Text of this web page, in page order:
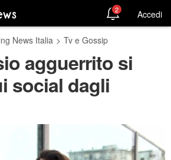
2 Accedi
News Italia > Tv e Gossip
agguerrito si
social dagli